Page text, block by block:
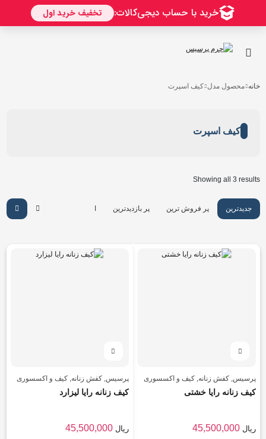
خانه محصول مدل کیف اسپرت
کیف اسپرت
Showing all 3 results
پر فروش ترین پر بازدیدترین جدیدترین گرانترین
پرسیس,کفش زنانه,کیف و اکسسوری
کیف زنانه رایا خشتی
45,500,000 ریال
پرسیس, کفش زنانه, کیف و اکسسوری
کیف زنانه رایا لیزارد
45,500,000 ریال